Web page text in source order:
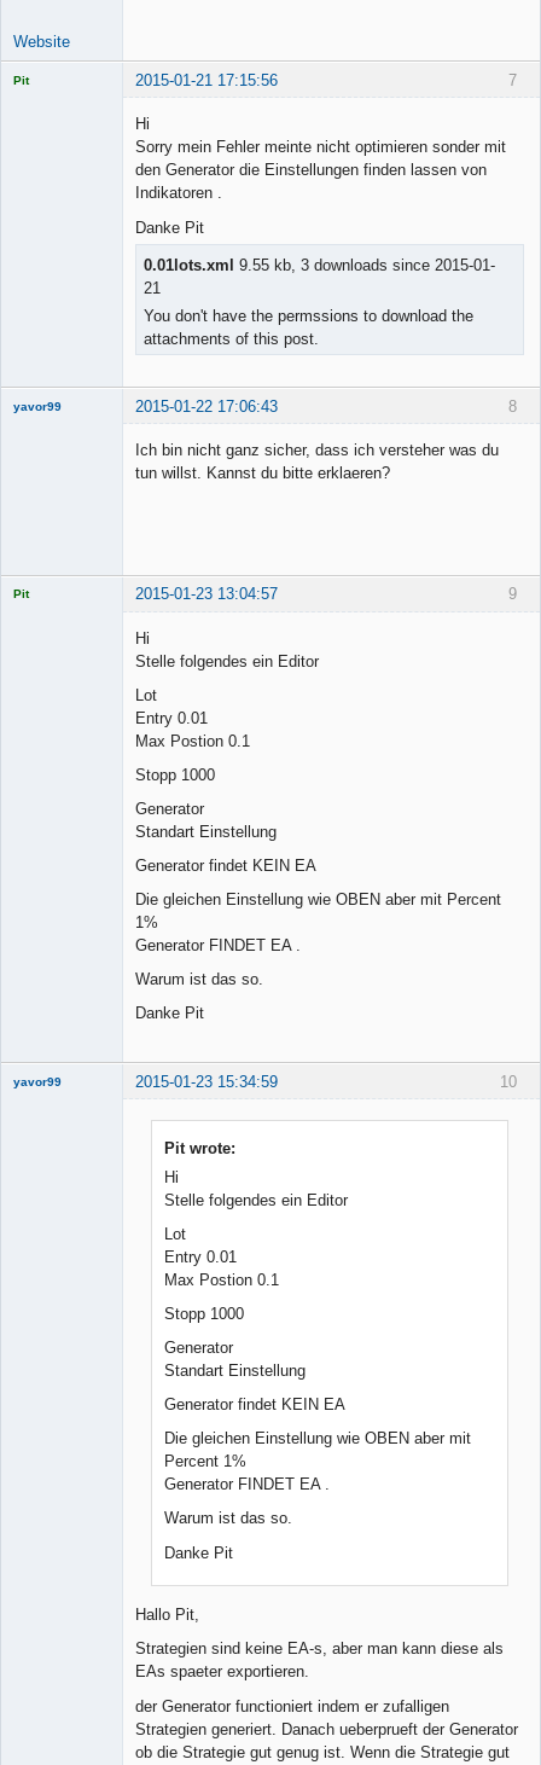
Website
7
Pit 2015-01-21 17:15:56
Hi
Sorry mein Fehler meinte nicht optimieren sonder mit
den Generator die Einstellungen finden lassen von
Indikatoren .
Danke Pit
0.01lots.xml 9.55 kb, 3 downloads since 2015-01-
21
You don't have the permssions to download the
attachments of this post.
8
yavor99 2015-01-22 17:06:43
Ich bin nicht ganz sicher, dass ich versteher was du
tun willst. Kannst du bitte erklaeren?
9
Pit 2015-01-23 13:04:57
Hi
Stelle folgendes ein Editor
Lot
Entry 0.01
Max Postion 0.1
Stopp 1000
Generator
Standart Einstellung
Generator findet KEIN EA
Die gleichen Einstellung wie OBEN aber mit Percent
1%
Generator FINDET EA .
Warum ist das so.
Danke Pit
10
yavor99 2015-01-23 15:34:59
Pit wrote:
Hi
Stelle folgendes ein Editor
Lot
Entry 0.01
Max Postion 0.1
Stopp 1000
Generator
Standart Einstellung
Generator findet KEIN EA
Die gleichen Einstellung wie OBEN aber mit
Percent 1%
Generator FINDET EA .
Warum ist das so.
Danke Pit
Hallo Pit,
Strategien sind keine EA-s, aber man kann diese als
EAs spaeter exportieren.
der Generator functioniert indem er zufalligen
Strategien generiert. Danach ueberprueft der Generator
ob die Strategie gut genug ist. Wenn die Strategie gut